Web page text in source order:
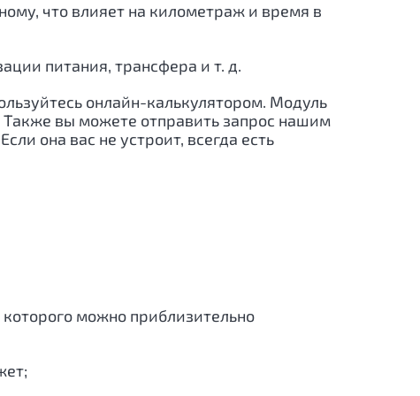
что влияет на километраж и время в
питания, трансфера и т. д.
онлайн-калькулятором. Модуль
Также вы можете отправить запрос нашим
она вас не устроит, всегда есть
можно приблизительно